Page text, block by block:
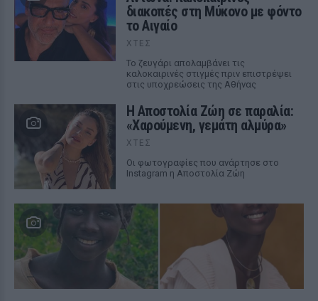
διακοπές στη Μύκονο με φόντο
το Αιγαίο
ΧΤΕΣ
Το ζευγάρι απολαμβάνει τις
καλοκαιρινές στιγμές πριν επιστρέψει
στις υποχρεώσεις της Αθήνας
Η Αποστολία Ζώη σε παραλία:
«Χαρούμενη, γεμάτη αλμύρα»
ΧΤΕΣ
Οι φωτογραφίες που ανάρτησε στο
Instagram η Αποστολία Ζώη